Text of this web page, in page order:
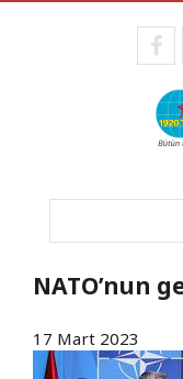
Ara
NATO’nun
17 Mart 2023